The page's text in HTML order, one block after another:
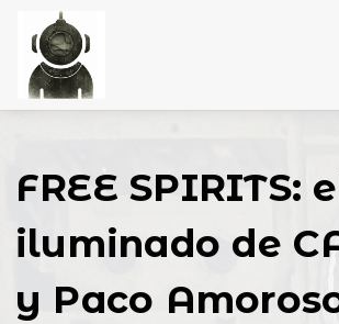
FREE SPIRITS:
iluminado de
y Paco